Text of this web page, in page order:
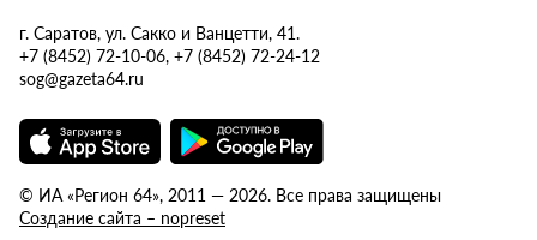
г. Саратов, ул. Сакко и Ванцетти, 41.
+7 (8452) 72-10-06, +7 (8452) 72-24-12
sog@gazeta64.ru
© ИА «Регион 64», 2011 — 2026. Все права защищены
Создание сайта – nopreset